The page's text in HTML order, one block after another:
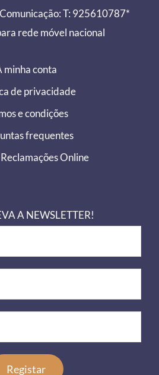
T: 925610787*
rede móvel nacional
minha conta
de privacidade
e condições
frequentes
Online
A NEWSLETTER!